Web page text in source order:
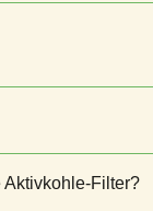
Aktivkohle-Filter?